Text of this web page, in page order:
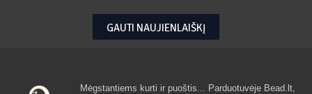
GAUTI NAUJIENLAIŠKĮ
Mėgstantiems kurti ir puoštis... Parduotuvėje Bead.lt,